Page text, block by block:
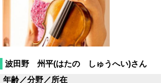
波田野 州平(はたの しゅうへい)さん
年齢／分野／所在